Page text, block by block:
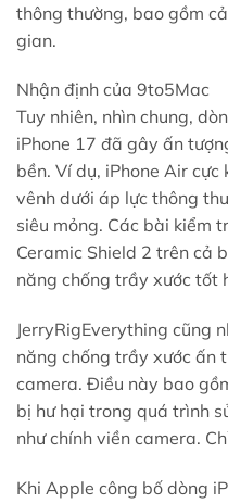
thông thường, bao gồm
gian.
Nhận định của 9to5Mac
Tuy nhiên, nhìn chung,
iPhone 17 đã gây ấn
bền. Ví dụ, iPhone Air
vênh dưới áp lực thông
siêu mỏng. Các bài kiểm
Ceramic Shield 2 trên cả
năng chống trầy xước tốt
JerryRigEverything cũng
năng chống trầy xước ấn
camera. Điều này bao
bị hư hại trong quá trình
như chính viền camera.
Khi Apple công bố dòng